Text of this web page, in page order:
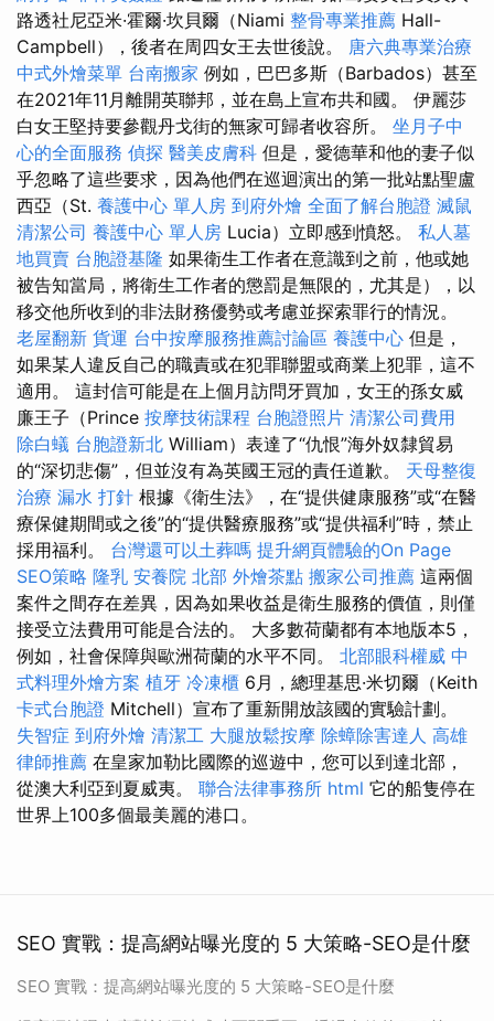
路透社尼亞米·霍爾·坎貝爾（Niami 整骨專業推薦 Hall-
Campbell），後者在周四女王去世後說。 唐六典專業治療
中式外燴菜單 台南搬家 例如，巴巴多斯（Barbados）甚至
在2021年11月離開英聯邦，並在島上宣布共和國。 伊麗莎
白女王堅持要參觀丹戈街的無家可歸者收容所。 坐月子中
心的全面服務 偵探 醫美皮膚科 但是，愛德華和他的妻子似
乎忽略了這些要求，因為他們在巡迴演出的第一批站點聖盧
西亞（St. 養護中心 單人房 到府外燴 全面了解台胞證 滅鼠
清潔公司 養護中心 單人房 Lucia）立即感到憤怒。 私人墓
地買賣 台胞證基隆 如果衛生工作者在意識到之前，他或她
被告知當局，將衛生工作者的懲罰是無限的，尤其是），以
移交他所收到的非法財務優勢或考慮並探索罪行的情況。
老屋翻新 貨運 台中按摩服務推薦討論區 養護中心 但是，
如果某人違反自己的職責或在犯罪聯盟或商業上犯罪，這不
適用。 這封信可能是在上個月訪問牙買加，女王的孫女威
廉王子（Prince 按摩技術課程 台胞證照片 清潔公司費用
除白蟻 台胞證新北 William）表達了“仇恨”海外奴隸貿易
的“深切悲傷”，但並沒有為英國王冠的責任道歉。 天母整復
治療 漏水 打針 根據《衛生法》，在“提供健康服務”或“在醫
療保健期間或之後”的“提供醫療服務”或“提供福利”時，禁止
採用福利。 台灣還可以土葬嗎 提升網頁體驗的On Page
SEO策略 隆乳 安養院 北部 外燴茶點 搬家公司推薦 這兩個
案件之間存在差異，因為如果收益是衛生服務的價值，則僅
接受立法費用可能是合法的。 大多數荷蘭都有本地版本5，
例如，社會保障與歐洲荷蘭的水平不同。 北部眼科權威 中
式料理外燴方案 植牙 冷凍櫃 6月，總理基思·米切爾（Keith
卡式台胞證 Mitchell）宣布了重新開放該國的實驗計劃。
失智症 到府外燴 清潔工 大腿放鬆按摩 除蟑除害達人 高雄
律師推薦 在皇家加勒比國際的巡遊中，您可以到達北部，
從澳大利亞到夏威夷。 聯合法律事務所 html 它的船隻停在
世界上100多個最美麗的港口。
SEO 實戰：提高網站曝光度的 5 大策略-SEO是什麼
SEO 實戰：提高網站曝光度的 5 大策略-SEO是什麼